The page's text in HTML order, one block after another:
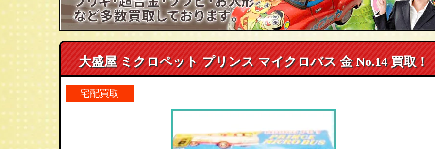
大盛屋 ミクロペット プリンス マイクロバス 金 No.14 買取！
宅配買取